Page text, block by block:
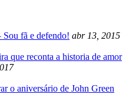
Sou fã e defendo! abr 13, 2015
que reconta a historia de amor
o aniversário de John Green